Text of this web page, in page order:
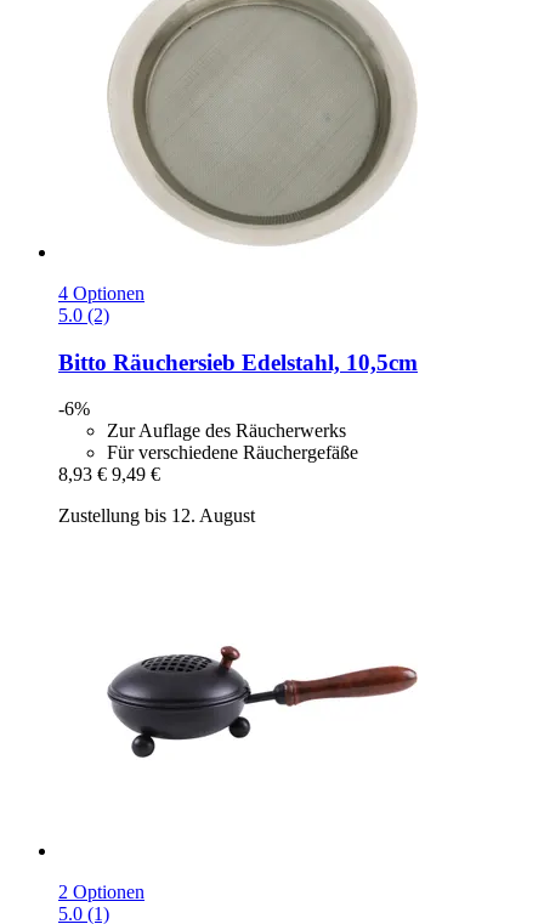
4 Optionen
5.0 (2)
Bitto Räuchersieb Edelstahl, 10,5cm
-6%
Zur Auflage des Räucherwerks
Für verschiedene Räuchergefäße
8,93 € 9,49 €
Zustellung bis 12. August
2 Optionen
5.0 (1)